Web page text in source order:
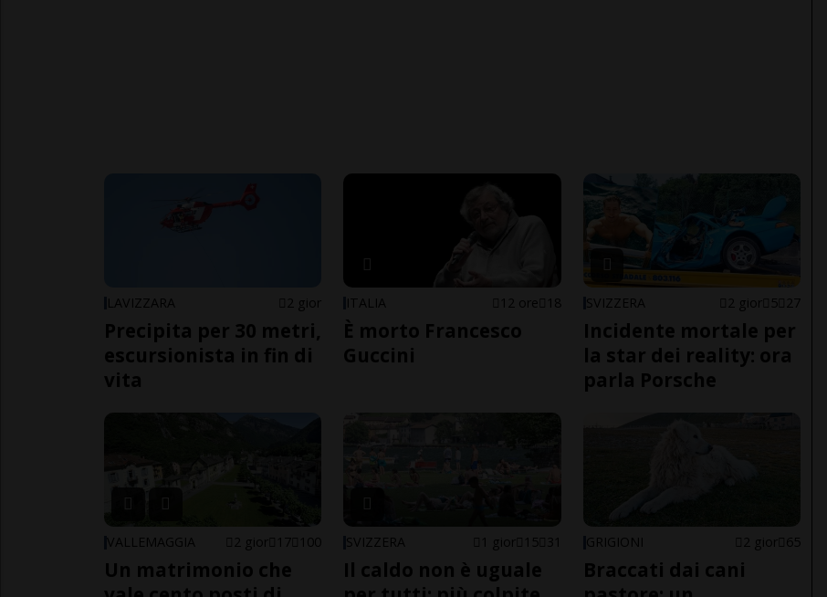
LAVIZZARA 2 gior
Precipita per 30 metri,
escursionista in fin di
vita
ITALIA 12 ore 18
È morto Francesco
Guccini
SVIZZERA 2 gior 5 27
Incidente mortale per
la star dei reality: ora
parla Porsche
VALLEMAGGIA 2 gior 17 100
Un matrimonio che
SVIZZERA 1 gior 15 31
Il caldo non è uguale
GRIGIONI 2 gior 65
Braccati dai cani